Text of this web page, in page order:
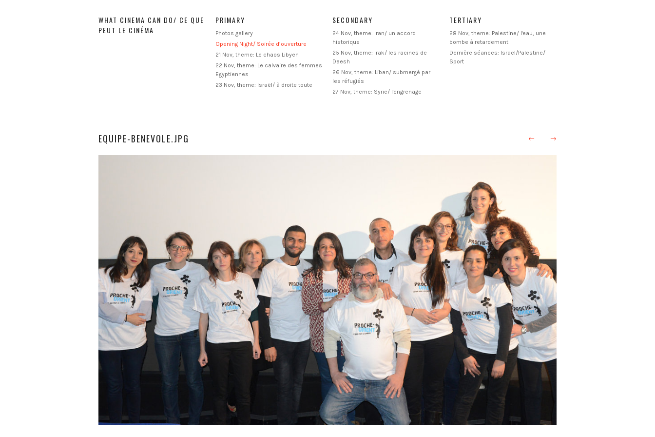
WHAT CINEMA CAN DO/ CE QUE
PEUT LE CINÉMA
PRIMARY
Photos gallery
Opening Night/ Soirée d’ouverture
21 Nov, theme: Le chaos Libyen
22 Nov, theme: Le calvaire des femmes
Egyptiennes
23 Nov, theme: Israël/ à droite toute
SECONDARY
24 Nov, theme: Iran/ un accord
historique
25 Nov, theme: Irak/ les racines de
Daesh
26 Nov, theme: Liban/ submergé par
les réfugiés
27 Nov, theme: Syrie/ l'engrenage
TERTIARY
28 Nov, theme: Palestine/ l'eau, une
bombe à retardement
Dernière séances: Israel/Palestine/
Sport
EQUIPE-BENEVOLE.JPG ← →